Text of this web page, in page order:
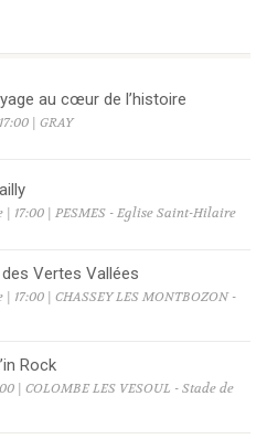
au cœur de l’histoire
| GRAY
| 17:00 | PESMES - Eglise Saint-Hilaire
Vertes Vallées
| 17:00 | CHASSEY LES MONTBOZON -
Rock
| COLOMBE LES VESOUL - Stade de